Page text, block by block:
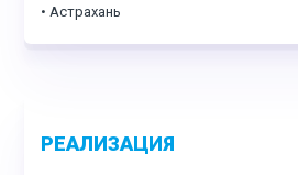
• Астрахань
РЕАЛИЗАЦИЯ